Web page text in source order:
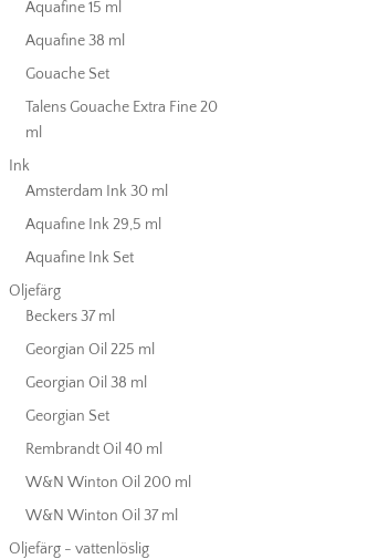
Aquafine 15 ml
Aquafine 38 ml
Gouache Set
Talens Gouache Extra Fine 20
ml
Ink
Amsterdam Ink 30 ml
Aquafine Ink 29,5 ml
Aquafine Ink Set
Oljefärg
Beckers 37 ml
Georgian Oil 225 ml
Georgian Oil 38 ml
Georgian Set
Rembrandt Oil 40 ml
W&N Winton Oil 200 ml
W&N Winton Oil 37 ml
Oljefärg - vattenlöslig